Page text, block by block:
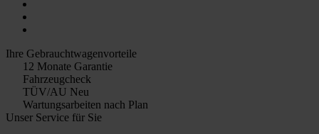
Ihre Gebrauchtwagenvorteile
12 Monate Garantie
Fahrzeugcheck
TÜV/AU Neu
Wartungsarbeiten nach Plan
Unser Service für Sie